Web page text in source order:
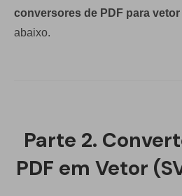
conversores de PDF para vetor
abaixo.
Parte 2.
PDF em Vetor